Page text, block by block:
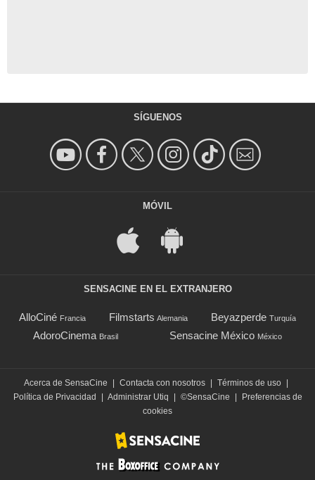
SÍGUENOS
MÓVIL
SENSACINE EN EL EXTRANJERO
AlloCiné Francia Filmstarts Alemania Beyazperde Turquía
AdoroCinema Brasil Sensacine México México
Acerca de SensaCine Contacta con nosotros Términos de uso
Política de Privacidad
Administrar Utiq ©SensaCine
Preferencias de
cookies